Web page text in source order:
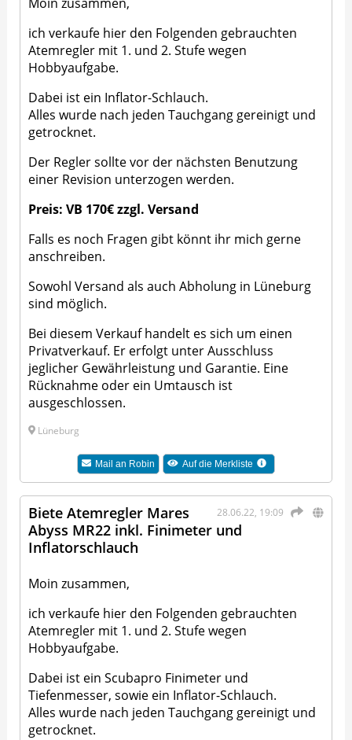
ich verkaufe hier den Folgenden gebrauchten
Atemregler mit 1. und 2. Stufe wegen
Hobbyaufgabe.
Dabei ist ein Inflator-Schlauch.
Alles wurde nach jeden Tauchgang gereinigt und
getrocknet.
Der Regler sollte vor der nächsten Benutzung
einer Revision unterzogen werden.
Preis: VB 170€ zzgl. Versand
Falls es noch Fragen gibt könnt ihr mich gerne
anschreiben.
Sowohl Versand als auch Abholung in Lüneburg
sind möglich.
Bei diesem Verkauf handelt es sich um einen
Privatverkauf. Er erfolgt unter Ausschluss
jeglicher Gewährleistung und Garantie. Eine
Rücknahme oder ein Umtausch ist
ausgeschlossen.
Lüneburg
Mail an Robin Auf die Merkliste
28.06.22, 19:09
Biete Atemregler Mares
Abyss MR22 inkl. Finimeter und
Inflatorschlauch
Moin zusammen,
ich verkaufe hier den Folgenden gebrauchten
Atemregler mit 1. und 2. Stufe wegen
Hobbyaufgabe.
Dabei ist ein Scubapro Finimeter und
Tiefenmesser, sowie ein Inflator-Schlauch.
Alles wurde nach jeden Tauchgang gereinigt und
getrocknet.